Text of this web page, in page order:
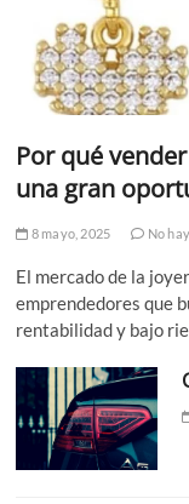
Por qué
una gran
8 mayo, 2025 No
El mercado de la
emprendedores que
rentabilidad y bajo